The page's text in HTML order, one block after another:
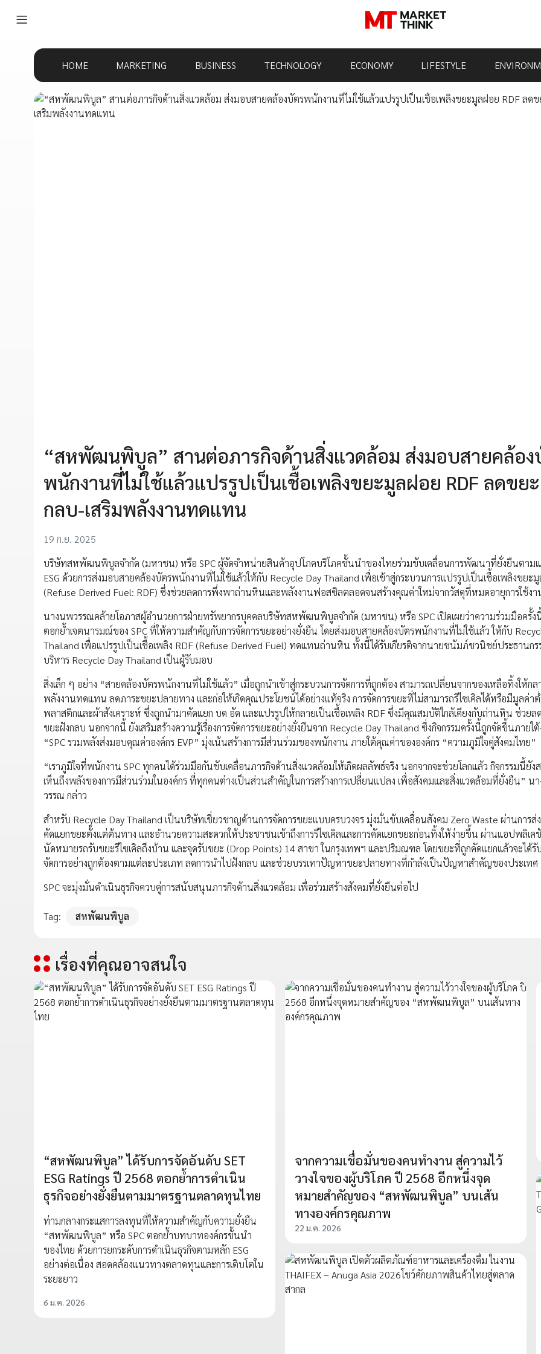
HOME MARKETING BUSINESS TECHNOLOGY ECONOMY LIFESTYLE
“สหพัฒนพิบูล” สานต่อภารกิจด้านสิ่งแวดล้อม ส่งมอบสายคล้อง
พนักงานที่ไม่ใช้แล้วแปรรูปเป็นเชื้อเพลิงขยะมูลฝอย RDF ลดขย
กลบ-เสริมพลังงานทดแทน
19 ก.ย. 2025
บริษัทสหพัฒนพิบูลจำกัด (มหาชน) หรือ SPC ผู้จัดจำหน่ายสินค้าอุปโภคบริโภคชั้นนำของไทยร่วมขับเคลื่อนการพัฒนาที่ยั่งยืนตาม
ESG ด้วยการส่งมอบสายคล้องบัตรพนักงานที่ไม่ใช้แล้วให้กับ Recycle Day Thailand เพื่อเข้าสู่กระบวนการแปรรูปเป็นเชื้อเพลิงขยะ
(Refuse Derived Fuel: RDF) ซึ่งช่วยลดการพึ่งพาถ่านหินและพลังงานฟอสซิลตลอดจนสร้างคุณค่าใหม่จากวัสดุที่หมดอายุการใช้ง
นางนพวรรณคล้ายโอภาสผู้อำนวยการฝ่ายทรัพยากรบุคคลบริษัทสหพัฒนพิบูลจำกัด (มหาชน) หรือ SPC เปิดเผยว่าความร่วมมือครั้ง
ตอกย้ำเจตนารมณ์ของ SPC ที่ให้ความสำคัญกับการจัดการขยะอย่างยั่งยืน โดยส่งมอบสายคล้องบัตรพนักงานที่ไม่ใช้แล้ว ให้กับ
Thailand เพื่อแปรรูปเป็นเชื้อเพลิง RDF (Refuse Derived Fuel) ทดแทนถ่านหิน ทั้งนี้ได้รับเกียรติจากนายชนัมภ์ชวนิชย์ประธานกร
บริหาร Recycle Day Thailand เป็นผู้รับมอบ
สิ่งเล็ก ๆ อย่าง “สายคล้องบัตรพนักงานที่ไม่ใช้แล้ว” เมื่อถูกนำเข้าสู่กระบวนการจัดการที่ถูกต้อง สามารถเปลี่ยนจากของเหลือทิ้งให้กล
พลังงานทดแทน ลดภาระขยะปลายทาง และก่อให้เกิดคุณประโยชน์ได้อย่างแท้จริง การจัดการขยะที่ไม่สามารถรีไซเคิลได้หรือมีมูลค่า
พลาสติกและผ้าสังเคราะห์ ซึ่งถูกนำมาคัดแยก บด อัด และแปรรูปให้กลายเป็นเชื้อเพลิง RDF ซึ่งมีคุณสมบัติใกล้เคียงกับถ่านหิน ช่วย
ขยะฝังกลบ นอกจากนี้ ยังเสริมสร้างความรู้เรื่องการจัดการขยะอย่างยั่งยืนจาก Recycle Day Thailand ซึ่งกิจกรรมครั้งนี้ถูกจัดขึ้นภายใ
“SPC รวมพลังส่งมอบคุณค่าองค์กร EVP” มุ่งเน้นสร้างการมีส่วนร่วมของพนักงาน ภายใต้คุณค่าขององค์กร “ความภูมิใจคู่สังคมไทย”
“เราภูมิใจที่พนักงาน SPC ทุกคนได้ร่วมมือกันขับเคลื่อนภารกิจด้านสิ่งแวดล้อมให้เกิดผลลัพธ์จริง นอกจากจะช่วยโลกแล้ว กิจกรรมนี้ยัง
เห็นถึงพลังของการมีส่วนร่วมในองค์กร ที่ทุกคนต่างเป็นส่วนสำคัญในการสร้างการเปลี่ยนแปลง เพื่อสังคมและสิ่งแวดล้อมที่ยั่งยืน” น
วรรณ กล่าว
สำหรับ Recycle Day Thailand เป็นบริษัทเชี่ยวชาญด้านการจัดการขยะแบบครบวงจร มุ่งมั่นขับเคลื่อนสังคม Zero Waste ผ่านการส่ง
คัดแยกขยะตั้งแต่ต้นทาง และอำนวยความสะดวกให้ประชาชนเข้าถึงการรีไซเคิลและการคัดแยกขยะก่อนทิ้งให้ง่ายขึ้น ผ่านแอปพลิเ
นัดหมายรถรับขยะรีไซเคิลถึงบ้าน และจุดรับขยะ (Drop Points) 14 สาขา ในกรุงเทพฯ และปริมณฑล โดยขยะที่ถูกคัดแยกแล้วจะได้รั
จัดการอย่างถูกต้องตามแต่ละประเภท ลดการนำไปฝังกลบ และช่วยบรรเทาปัญหาขยะปลายทางที่กำลังเป็นปัญหาสำคัญของประเทศ
SPC จะมุ่งมั่นดำเนินธุรกิจควบคู่การสนับสนุนภารกิจด้านสิ่งแวดล้อม เพื่อร่วมสร้างสังคมที่ยั่งยืนต่อไป
Tag: สหพัฒนพิบูล
เรื่องที่คุณอาจสนใจ
“สหพัฒนพิบูล” ได้รับการจัดอันดับ SET
ESG Ratings ปี 2568 ตอกย้ำการดำเนิน
ธุรกิจอย่างยั่งยืนตามมาตรฐานตลาดทุนไทย
ท่ามกลางกระแสการลงทุนที่ให้ความสำคัญกับความยั่งยืน
“สหพัฒนพิบูล” หรือ SPC ตอกย้ำบทบาทองค์กรชั้นนำ
ของไทย ด้วยการยกระดับการดำเนินธุรกิจตามหลัก ESG
อย่างต่อเนื่อง สอดคล้องแนวทางตลาดทุนและการเติบโตใน
ระยะยาว
6 ม.ค. 2026
จากความเชื่อมั่นของคนทำงาน สู่ความไว้
วางใจของผู้บริโภค ปี 2568 อีกหนึ่งจุด
หมายสำคัญของ “สหพัฒนพิบูล” บนเส้น
ทางองค์กรคุณภาพ
22 ม.ค. 2026